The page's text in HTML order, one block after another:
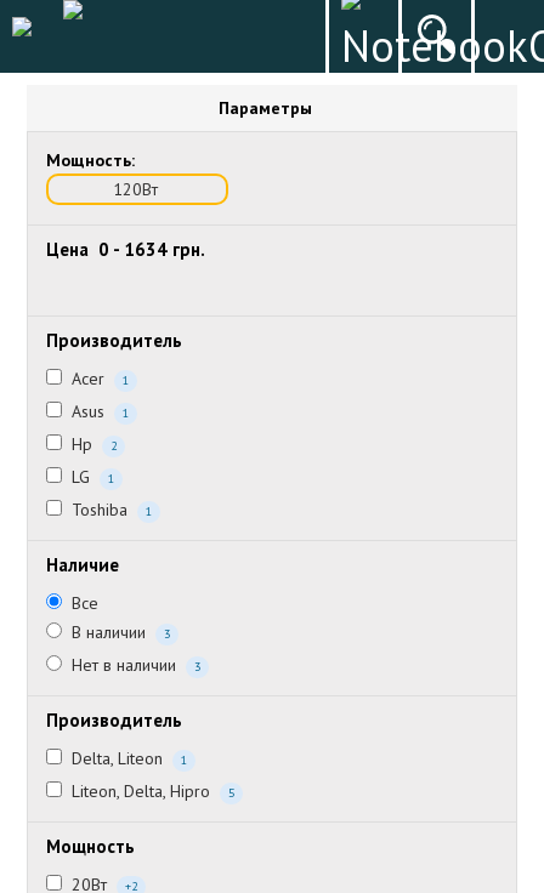
Параметры
Мощность:
120Вт
Цена 0 - 1634 грн.
Производитель
Acer 1
Asus 1
Hp 2
LG 1
Toshiba 1
Наличие
Все
В наличии
3
Нет в наличии 3
Производитель
Delta, Liteon 1
Liteon, Delta, Hipro 5
Мощность
20Вт +2